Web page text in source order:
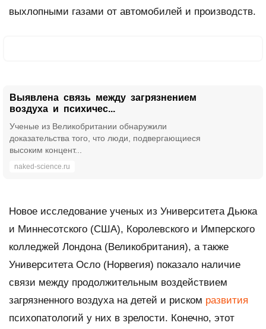
выхлопными газами от автомобилей и производств.
Выявлена связь между загрязнением
воздуха и психичес...
Ученые из Великобритании обнаружили
доказательства того, что люди, подвергающиеся
высоким концент...
naked-science.ru
Новое исследование ученых из Университета Дьюка
и Миннесотского (США), Королевского и Имперского
колледжей Лондона (Великобритания), а также
Университета Осло (Норвегия) показало наличие
связи между продолжительным воздействием
загрязненного воздуха на детей и риском развития
психопатологий у них в зрелости. Конечно, этот